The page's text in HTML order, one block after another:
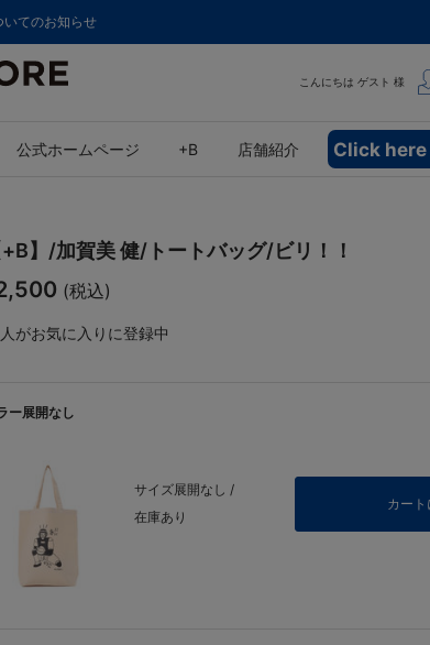
いてのお知らせ
こんにちは ゲスト 様
公式ホームページ +B 店舗紹介 Click
+B】/加賀美 健/トートバッグ/ビリ！！
(税込)
人がお気に入りに登録中
ー展開なし
サイズ展開なし /
在庫あり
カー